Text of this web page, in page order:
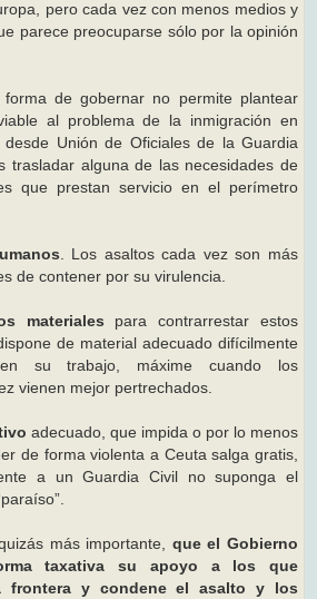
pero cada vez con menos medios y
parece preocuparse sólo por la opinión
forma de gobernar no permite plantear
al problema de la inmigración en
Unión de Oficiales de la Guardia
trasladar alguna de las necesidades de
que prestan servicio en el perímetro
. Los asaltos cada vez son más
de contener por su virulencia.
materiales para contrarrestar estos
de material adecuado difícilmente
su trabajo, máxime cuando los
vienen mejor pertrechados.
adecuado, que impida o por lo menos
de forma violenta a Ceuta salga gratis,
a un Guardia Civil no suponga el
más importante, que el Gobierno
taxativa su apoyo a los que
frontera y condene el asalto y los